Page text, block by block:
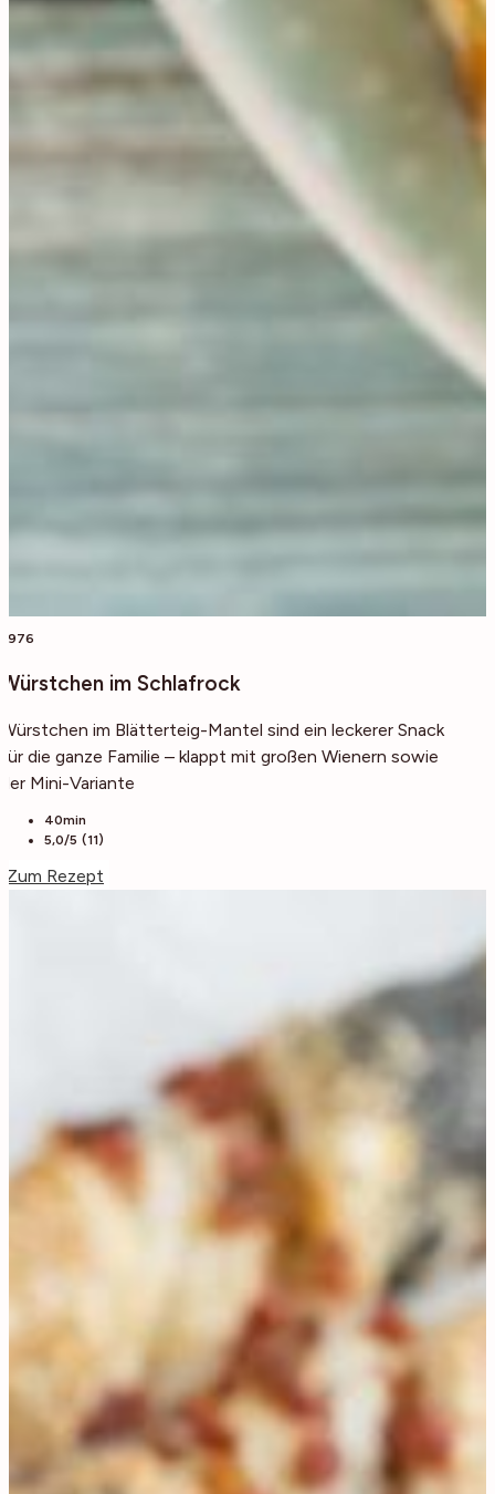
3976
Würstchen im Schlafrock
Würstchen im Blätterteig-Mantel sind ein leckerer Snack
für die ganze Familie – klappt mit großen Wienern sowie
der Mini-Variante
40min
5,0/5 (11)
Zum Rezept